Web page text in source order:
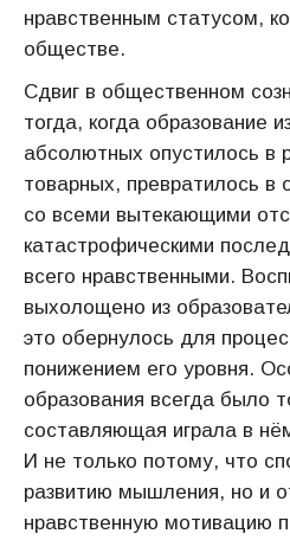
нравственным статусом,
обществе.
Сдвиг в общественном
тогда, когда образование
абсолютных опустилось в
товарных, превратилось в
со всеми вытекающими
катастрофическими
всего нравственными.
выхолощено из
это обернулось для
понижением его уровня.
образования всегда было
составляющая играла в
И не только потому, что
развитию мышления, но и
нравственную мотивацию